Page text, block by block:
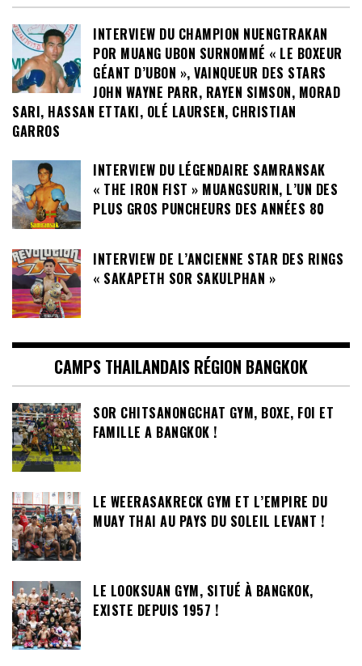
INTERVIEW DU CHAMPION NUENGTRAKAN
POR MUANG UBON SURNOMMÉ « LE BOXEUR
GÉANT D’UBON », VAINQUEUR DES STARS
JOHN WAYNE PARR, RAYEN SIMSON, MORAD
SARI, HASSAN ETTAKI, OLÉ LAURSEN, CHRISTIAN
GARROS
INTERVIEW DU LÉGENDAIRE SAMRANSAK
« THE IRON FIST » MUANGSURIN, L’UN DES
PLUS GROS PUNCHEURS DES ANNÉES 80
INTERVIEW DE L’ANCIENNE STAR DES RINGS
« SAKAPETH SOR SAKULPHAN »
CAMPS THAILANDAIS RÉGION BANGKOK
SOR CHITSANONGCHAT GYM, BOXE, FOI ET
FAMILLE A BANGKOK !
LE WEERASAKRECK GYM ET L’EMPIRE DU
MUAY THAI AU PAYS DU SOLEIL LEVANT !
LE LOOKSUAN GYM, SITUÉ À BANGKOK,
EXISTE DEPUIS 1957 !